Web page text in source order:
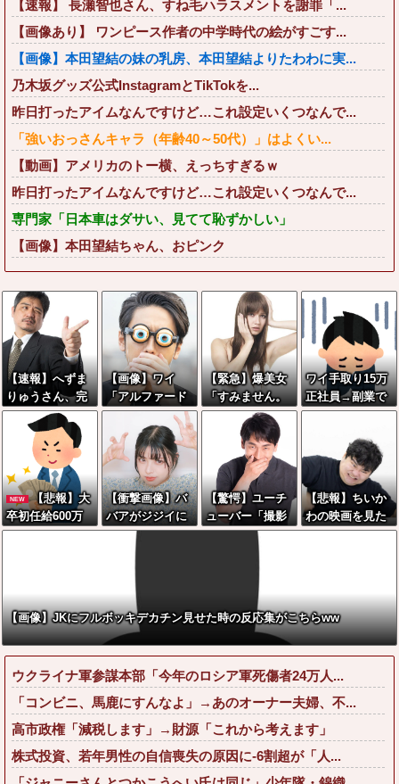
【速報】 長瀬智也さん、すね毛ハラスメントを謝罪「...
【画像あり】 ワンピース作者の中学時代の絵がすごす...
【画像】本田望結の妹の乳房、本田望結よりたわわに実...
乃木坂グッズ公式InstagramとTikTokを...
昨日打ったアイムなんですけど…これ設定いくつなんで...
「強いおっさんキャラ（年齢40～50代）」はよくい...
【動画】アメリカのトー横、えっちすぎるｗ
昨日打ったアイムなんですけど…これ設定いくつなんで...
専門家「日本車はダサい、見てて恥ずかしい」
【画像】本田望結ちゃん、おピンク
【速報】へずま
りゅうさん、完
全に聖人の顔へ
←これw w w w
w w w w
【画像】ワイ
「アルファード
いいなあ。買い
に行くか」店員
「ほいっ見積も
りな！」ワイ
「金額おかしく
ね？」←お前ら
もそう思うよ
な？？？？？
【緊急】爆美女
「すみません。
砲弾3つ持ってき
ました」警察
「！？」自衛隊
「！？」→結果
w w w w w w w
w
ワイ手取り15万
正社員→副業で
ウーバーやって
NEW
【悲報】大
卒初任給600万
の時代へwwww
【衝撃画像】バ
バアがジジイに
チェーンソ
ー！？←一体何
レw w w w w w
w w w
【驚愕】ユーチ
ューバー「撮影
で使うから、こ
の高級時計も車
でタダ！ｗ」←
まさかコレ本気
にしてる奴なん
ておらんよな？
よな？w w w w
w w w w w w w
【悲報】ちいか
わの映画を見た
イラン人が激怒
い｣←これw w w
w w w w w w
【画像】JKにフルボッキデカチン見せた時の反応集がこちらww
ウクライナ軍参謀本部「今年のロシア軍死傷者24万人...
「コンビニ、馬鹿にすんなよ」→あのオーナー夫婦、不...
高市政権「減税します」→財源「これから考えます」
株式投資、若年男性の自信喪失の原因に-6割超が「人...